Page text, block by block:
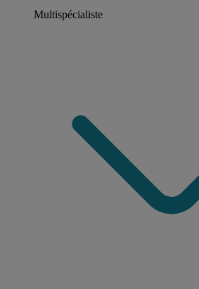
Multispécialiste